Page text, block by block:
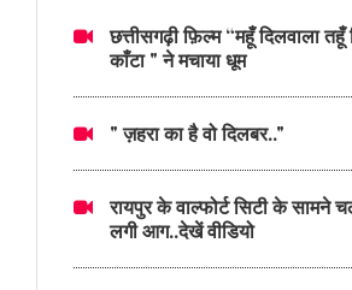
छत्तीसगढ़ी फ़िल्म “महूँ दिलवाला
काँटा " ने मचाया धूम
" ज़हरा का है वो दिलबर.."
रायपुर के वाल्फोर्ट सिटी के सामने
लगी आग..देखें वीडियो